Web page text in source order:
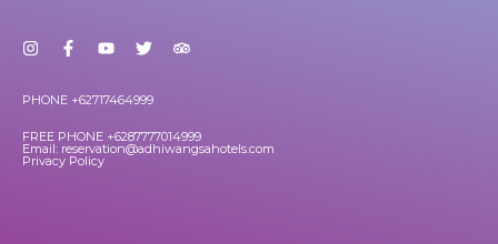
PHONE +62717464999
FREE PHONE +6287777014999
Email: reservation@adhiwangsahotels.com
Privacy Policy